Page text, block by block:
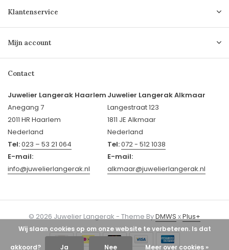
Klantenservice
Mijn account
Contact
Juwelier Langerak Haarlem
Anegang 7
2011 HR Haarlem
Nederland
Tel:023 – 53 21 064
E-mail:
info@juwelierlangerak.nl
Juwelier Langerak Alkmaar
Langestraat 123
1811 JE Alkmaar
Nederland
Tel:072 - 512 1038
E-mail:
alkmaar@juwelierlangerak.nl
© 2026 Juwelier Langerak - Theme ByDMWSxPlus+
Wij slaan cookies op om onze website te verbeteren. Is dat
akkoord? Ja Nee Meer over cookies »